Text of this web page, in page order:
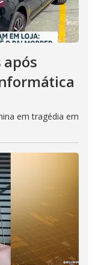
em tragédia em